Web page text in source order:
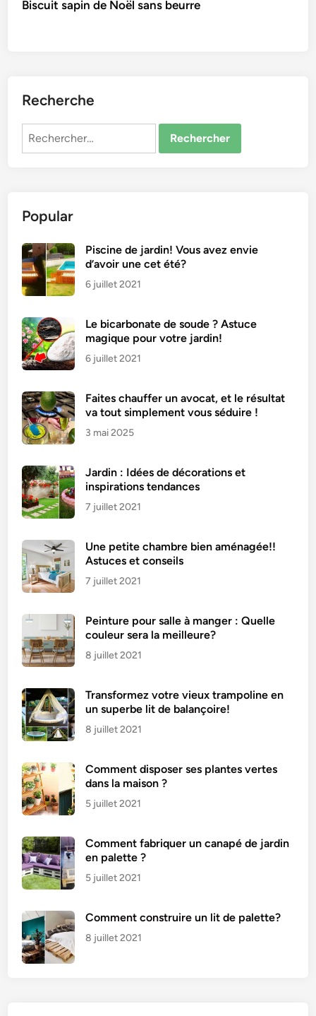
Biscuit sapin de Noël sans beurre
Recherche
Rechercher :
Popular
Piscine de jardin! Vous avez envie
d’avoir une cet été?
6 juillet 2021
Le bicarbonate de soude ? Astuce
magique pour votre jardin!
6 juillet 2021
Faites chauffer un avocat, et le résultat
va tout simplement vous séduire !
3 mai 2025
Jardin : Idées de décorations et
inspirations tendances
7 juillet 2021
Une petite chambre bien aménagée!!
Astuces et conseils
7 juillet 2021
Peinture pour salle à manger : Quelle
couleur sera la meilleure?
8 juillet 2021
Transformez votre vieux trampoline en
un superbe lit de balançoire!
8 juillet 2021
Comment disposer ses plantes vertes
dans la maison ?
5 juillet 2021
Comment fabriquer un canapé de jardin
en palette ?
5 juillet 2021
Comment construire un lit de palette?
8 juillet 2021